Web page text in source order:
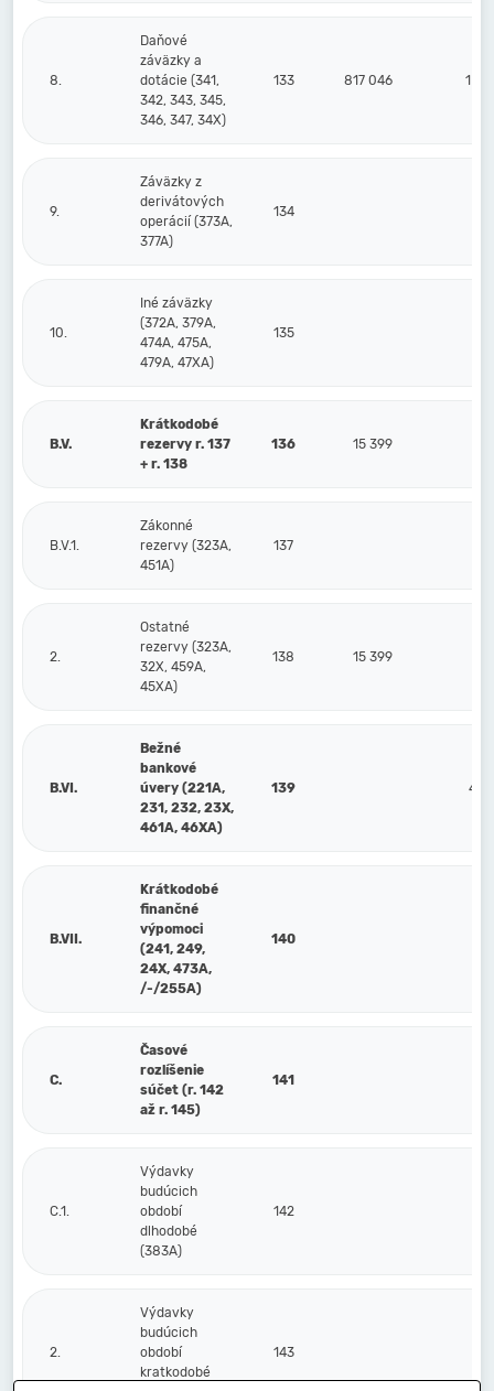
8.
Daňové
záväzky a
dotácie (341,
342, 343, 345,
346, 347, 34X)
133 817 046 1
9.
Záväzky z
derivátových
operácií (373A,
377A)
134
10.
Iné záväzky
(372A, 379A,
474A, 475A,
479A, 47XA)
135
B.V.
Krátkodobé
rezervy r. 137
+ r. 138
136 15 399
B.V.1.
Zákonné
rezervy (323A,
451A)
137
2.
Ostatné
rezervy (323A,
32X, 459A,
45XA)
138 15 399
B.VI.
Bežné
bankové
úvery (221A,
231, 232, 23X,
461A, 46XA)
139
B.VII.
Krátkodobé
finančné
výpomoci
(241, 249,
24X, 473A,
/-/255A)
140
C.
Časové
rozlíšenie
súčet (r. 142
až r. 145)
141
C.1.
Výdavky
budúcich
období
dlhodobé
(383A)
142
2.
Výdavky
budúcich
období
kratkodobé
143